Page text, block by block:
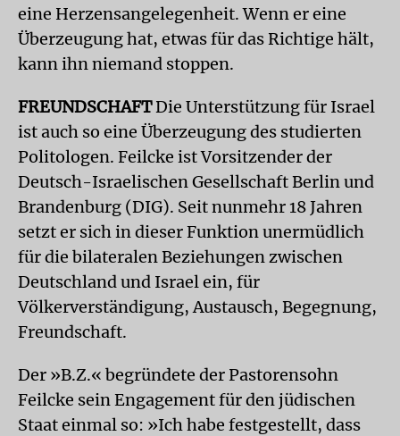
eine Herzensangelegenheit. Wenn er eine
Überzeugung hat, etwas für das Richtige hält,
kann ihn niemand stoppen.
FREUNDSCHAFTDie Unterstützung für Israel
ist auch so eine Überzeugung des studierten
Politologen. Feilcke ist Vorsitzender der
Deutsch-Israelischen Gesellschaft Berlin und
Brandenburg (DIG). Seit nunmehr 18 Jahren
setzt er sich in dieser Funktion unermüdlich
für die bilateralen Beziehungen zwischen
Deutschland und Israel ein, für
Völkerverständigung, Austausch, Begegnung,
Freundschaft.
Der »B.Z.« begründete der Pastorensohn
Feilcke sein Engagement für den jüdischen
Staat einmal so: »Ich habe festgestellt, dass